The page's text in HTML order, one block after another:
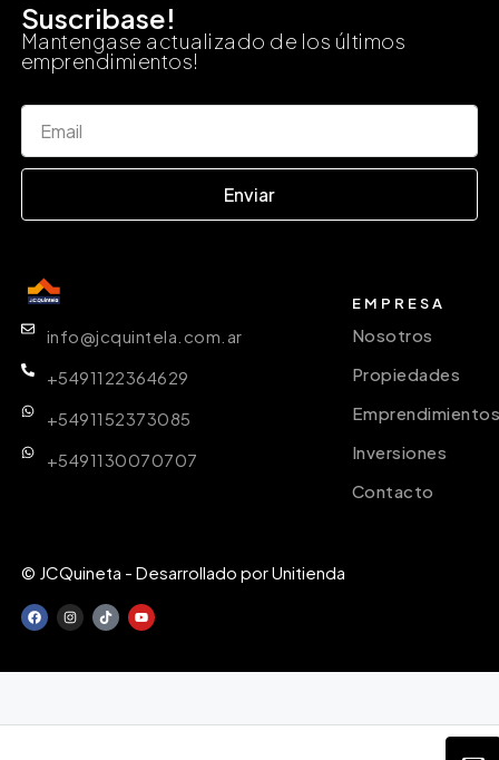
Suscribase!
Mantengase actualizado de los últimos
emprendimientos!
Enviar
info@jcquintela.com.ar
+5491122364629
+5491152373085
+5491130070707
EMPRESA
Nosotros
Propiedades
Inversiones
Contacto
© JCQuineta - Desarrollado por Unitienda